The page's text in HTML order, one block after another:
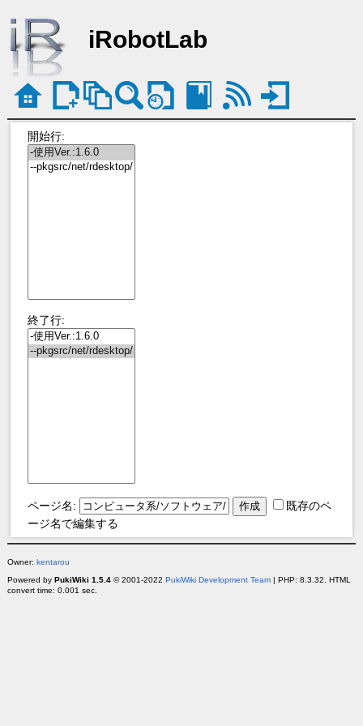
iRobotLab
開始行:
終了行:
ページ名:
既存のペ
ージ名で編集する
Owner: kentarou
Powered by PukiWiki 1.5.4© 2001-2022 PukiWiki Development Team| PHP: 8.3.32. HTML
convert time: 0.001 sec.